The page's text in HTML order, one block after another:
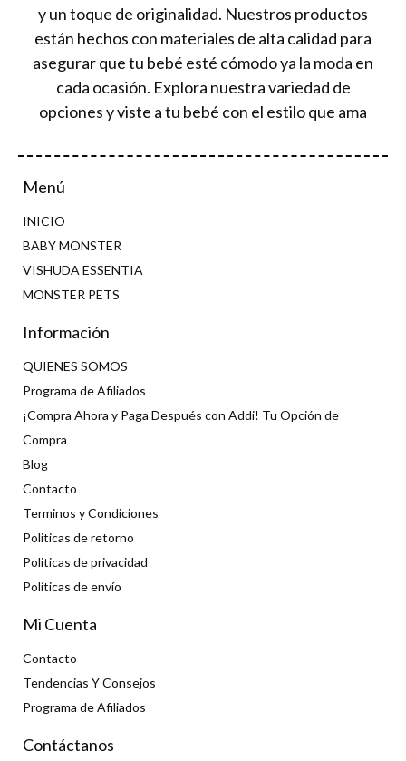
y un toque de originalidad. Nuestros productos
están hechos con materiales de alta calidad para
asegurar que tu bebé esté cómodo ya la moda en
cada ocasión. Explora nuestra variedad de
opciones y viste a tu bebé con el estilo que ama
Menú
INICIO
BABY MONSTER
VISHUDA ESSENTIA
MONSTER PETS
Información
QUIENES SOMOS
Programa de Afiliados
¡Compra Ahora y Paga Después con Addi! Tu Opción de
Compra
Blog
Contacto
Terminos y Condiciones
Politicas de retorno
Politicas de privacidad
Políticas de envío
Mi Cuenta
Contacto
Tendencias Y Consejos
Programa de Afiliados
Contáctanos